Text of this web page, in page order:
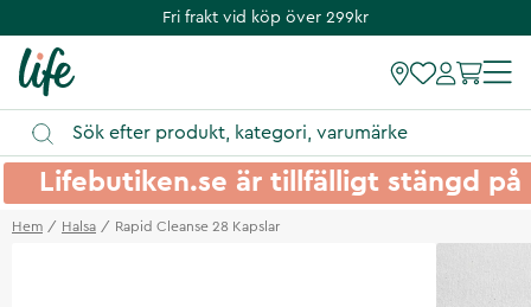
Fri frakt vid köp över 299kr
Lifebutiken.se är tillfälligt stängd
Hem Halsa Rapid Cleanse 28 Kapslar